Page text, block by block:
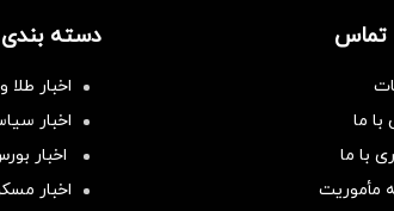
تماس
ما
با ما
مأموریت
دسته
اخبار طلا
اخبار
اخبار
اخبار